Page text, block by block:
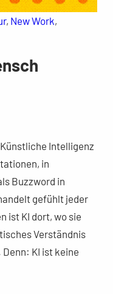
, New Work
Intelligenz
in
Buzzword in
gefühlt jeder
ist KI dort, wo sie
Verständnis
KI ist keine